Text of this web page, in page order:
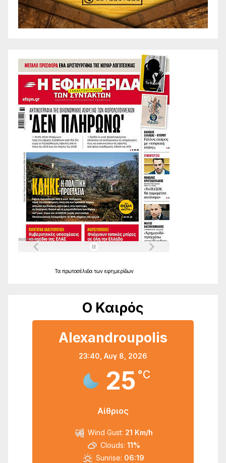
Τα πρωτοσέλιδα των εφημερίδων
Ο Καιρός
Alexandroupolis
23:40, Αυγ 8, 2026
25 °C
Αίθριος
Wind Gust: 21 Km/h
Clouds: 11%
Sunrise: 06:19